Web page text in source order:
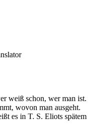
weiß schon, wer man ist.
wovon man ausgeht.
es in T. S. Eliots spätem